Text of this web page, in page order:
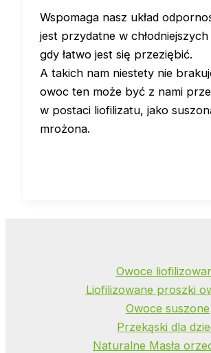
Wspomaga nasz układ
jest przydatne w
gdy łatwo jest się przeziębić.
A takich nam niestety nie
owoc ten może być z nami
w postaci liofilizatu, jako
mrożona.
Owoce
Liofilizowane proszki
Owoce suszone
Przekąski dla
Naturalne Masła